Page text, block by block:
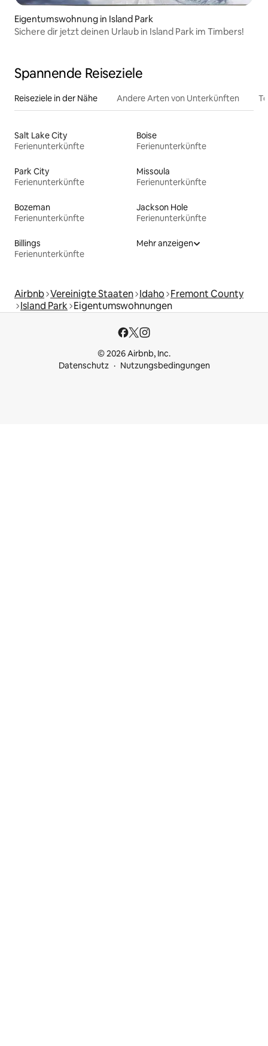
Eigentumswohnung in Island Park
Sichere dir jetzt deinen Urlaub in Island Park im Timbers!
Spannende Reiseziele
Reiseziele in der Nähe Andere Arten von Unterkünften
Salt Lake City
Ferienunterkünfte
Boise
Ferienunterkünfte
Park City
Ferienunterkünfte
Missoula
Ferienunterkünfte
Bozeman
Ferienunterkünfte
Jackson Hole
Ferienunterkünfte
Billings
Ferienunterkünfte
Mehr anzeigen
Airbnb Vereinigte Staaten Idaho Fremont County
Island Park Eigentumswohnungen
© 2026 Airbnb, Inc.
Datenschutz
Nutzungsbedingungen